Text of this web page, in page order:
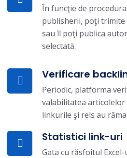
În funcţie de
publisherii, poţi trimite
sau îl poţi publica
selectată.
Verificare
Periodic, platforma
valabilitatea articolelor
linkurile şi rels au
Statistici link-uri
Gata cu răsfoitul